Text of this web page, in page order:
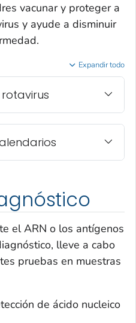
vacunar y proteger a
y ayude a disminuir
Expandir todo
el ARN o los antígenos
lleve a cabo
pruebas en muestras
de ácido nucleico